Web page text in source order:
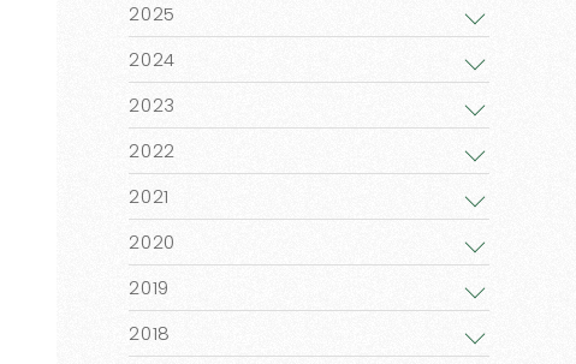
2025
2024
2023
2022
2021
2020
2019
2018